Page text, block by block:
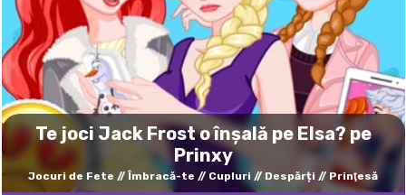
Te joci Jack Frost o înșală pe Elsa? pe
Prinxy
Jocuri de Fete Îmbracă-te Cupluri Despărți Prinţesă